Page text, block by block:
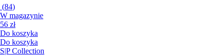
(84)
W magazynie
56 zł
Do koszyka
Do koszyka
S|P Collection